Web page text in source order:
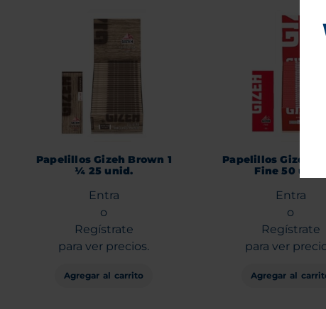
Papelillos Gizeh Brown 1
¼ 25 unid.
Entra
o
Regístrate
para ver precios.
Agregar al carrito
Papelillos Gizeh
Fine 50 unid.
Entra
o
Regístrate
para ver
Agregar al